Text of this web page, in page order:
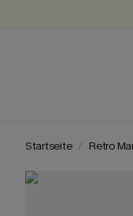
Startseite Retro